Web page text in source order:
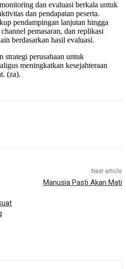
dan evaluasi berkala untuk
dan pendapatan peserta.
pendampingan lanjutan hingga
pemasaran, dan replikasi
berdasarkan hasil evaluasi.
strategi perusahaan untuk
meningkatkan kesejahteraan
(za).
Next article
Manusia Pasti Akan Mati